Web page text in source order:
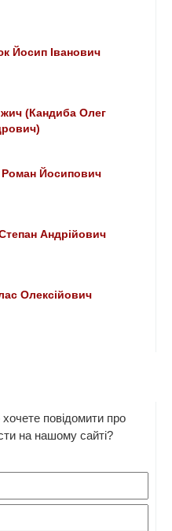
Йосип Іванович
(Кандиба Олег
Йосипович
Андрійович
Олексійович
повідомити про
на нашому сайті?